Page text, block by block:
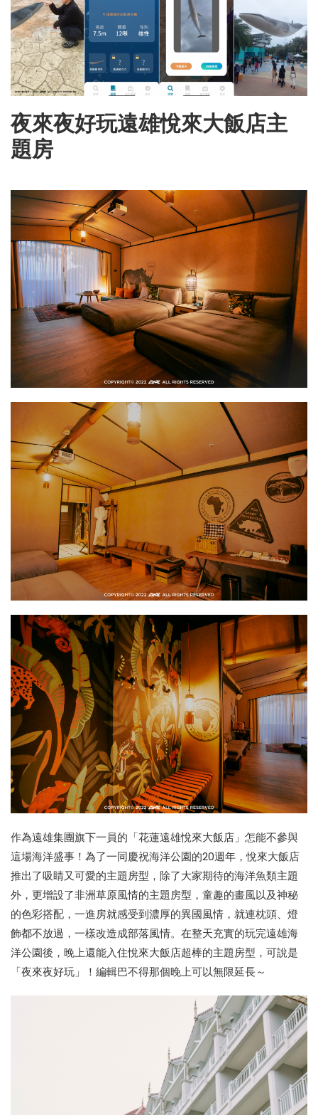
夜來夜好玩遠雄悅來大飯店主
題房
作為遠雄集團旗下一員的「花蓮遠雄悅來大飯店」怎能不參與
這場海洋盛事！為了一同慶祝海洋公園的20週年，悅來大飯店
推出了吸睛又可愛的主題房型，除了大家期待的海洋魚類主題
外，更增設了非洲草原風情的主題房型，童趣的畫風以及神秘
的色彩搭配，一進房就感受到濃厚的異國風情，就連枕頭、燈
飾都不放過，一樣改造成部落風情。在整天充實的玩完遠雄海
洋公園後，晚上還能入住悅來大飯店超棒的主題房型，可說是
「夜來夜好玩」！編輯巴不得那個晚上可以無限延長～